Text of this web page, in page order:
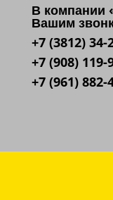
В компании
Вашим
+7 (3812) 34-
+7 (908) 119-
+7 (961) 882-